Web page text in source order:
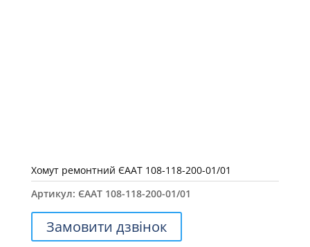
Хомут ремонтний ЄААТ 108-118-200-01/01
Артикул: ЄААТ 108-118-200-01/01
Замовити дзвінок